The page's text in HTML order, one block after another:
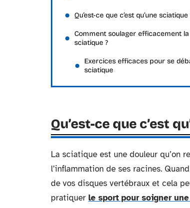
Qu’est-ce que c’est qu’une sciatique
Comment soulager efficacement
sciatique ?
Exercices efficaces pour se
sciatique
Qu’est-ce que c’est
La sciatique est une douleur qu’on
l’inflammation de ses racines.
de vos disques vertébraux et cela
pratiquer le sport pour soigner